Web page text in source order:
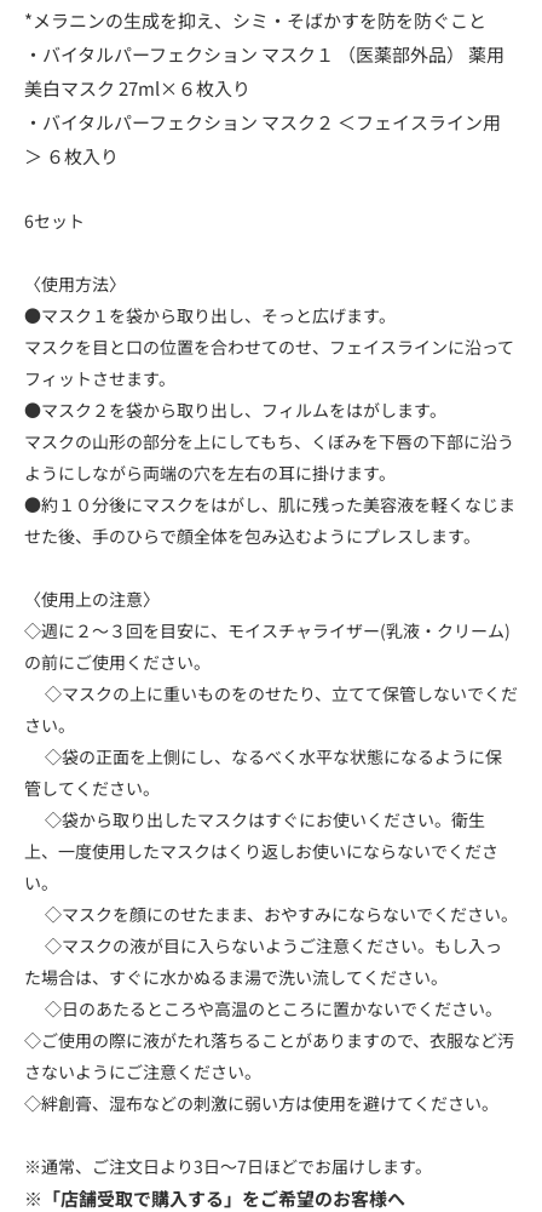
*メラニンの生成を抑え、シミ・そばかすを防を防ぐこと
・バイタルパーフェクション マスク１ （医薬部外品） 薬用
美白マスク 27ml×６枚入り
・バイタルパーフェクション マスク２ ＜フェイスライン用
＞ ６枚入り
6セット
〈使用方法〉
●マスク１を袋から取り出し、そっと広げます。
マスクを目と口の位置を合わせてのせ、フェイスラインに沿って
フィットさせます。
●マスク２を袋から取り出し、フィルムをはがします。
マスクの山形の部分を上にしてもち、くぼみを下唇の下部に沿う
ようにしながら両端の穴を左右の耳に掛けます。
●約１０分後にマスクをはがし、肌に残った美容液を軽くなじま
せた後、手のひらで顔全体を包み込むようにプレスします。
〈使用上の注意〉
◇週に２～３回を目安に、モイスチャライザー(乳液・クリーム)
の前にご使用ください。
◇マスクの上に重いものをのせたり、立てて保管しないでくだ
さい。
◇袋の正面を上側にし、なるべく水平な状態になるように保
管してください。
◇袋から取り出したマスクはすぐにお使いください。衛生
上、一度使用したマスクはくり返しお使いにならないでくださ
い。
◇マスクを顔にのせたまま、おやすみにならないでください。
◇マスクの液が目に入らないようご注意ください。もし入っ
た場合は、すぐに水かぬるま湯で洗い流してください。
◇日のあたるところや高温のところに置かないでください。
◇ご使用の際に液がたれ落ちることがありますので、衣服など汚
さないようにご注意ください。
◇絆創膏、湿布などの刺激に弱い方は使用を避けてください。
※通常、ご注文日より3日～7日ほどでお届けします。
※「店舗受取で購入する」をご希望のお客様へ